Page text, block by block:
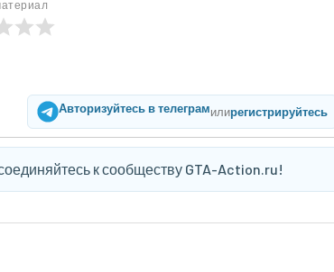
Авторизуйтесь в телеграмилирегистрируйтесь
к сообществу GTA-Action.ru!